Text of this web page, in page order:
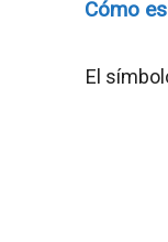
Cómo
El